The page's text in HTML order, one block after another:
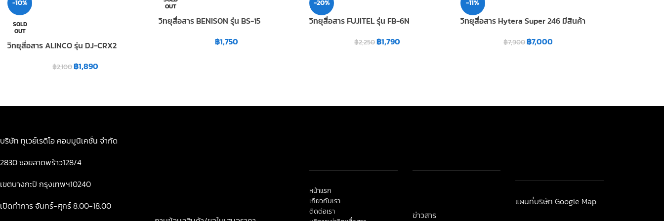
-10%
SOLD
OUT
วิทยุสื่อสาร ALINCO รุ่น DJ-CRX2
฿2,100฿1,890
OUT
วิทยุสื่อสาร BENISON รุ่น BS-15
฿1,750
-20%
วิทยุสื่อสาร FUJITEL รุ่น FB-6N
฿2,250฿1,790
-11%
วิทยุสื่อสาร Hytera Super 246 มีสินค้า
฿7,900฿7,000
บริษัท ทูเวย์เรดิโอ คอมมูนิเคชั่น จำกัด
2830 ซอยลาดพร้าว128/4
เขตบางกะปิ กรุงเทพฯ10240
เปิดทำการ จันทร์-ศุกร์ 8.00-18.00
หน้าแรก
เกี่ยวกับเรา
ติดต่อเรา
ข่าวสาร
แผนที่บริษัท Google Map